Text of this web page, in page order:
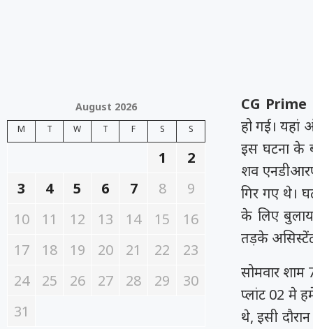
CG Prime
हो गई। यहां
इस घटना के
शव
गिर गए थे।
के लिए
तड़के
सोमवार
प्लांट 02 मे
थे, इसी
August 2026
M T W T F S S
1
2
3
4 5 6 7 8
9
10
11 12 13 14 15
16
17
18 19 20 21 22
23
24
25 26 27 28 29
30
31